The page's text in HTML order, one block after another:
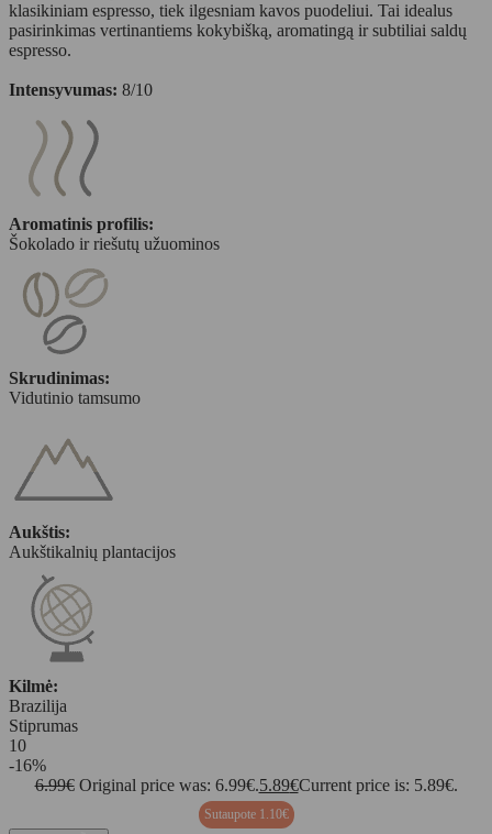
klasikiniam espresso, tiek ilgesniam kavos puodeliui. Tai idealus
pasirinkimas vertinantiems kokybišką, aromatingą ir subtiliai saldų
espresso.
Intensyvumas: 8/10
Aromatinis profilis:
Šokolado ir riešutų užuominos
Skrudinimas:
Vidutinio tamsumo
Aukštis:
Aukštikalnių plantacijos
Kilmė:
Brazilija
Stiprumas
10
-16%
6.99€ Original price was: 6.99€.5.89€Current price is: 5.89€.
Sutaupote 1.10€